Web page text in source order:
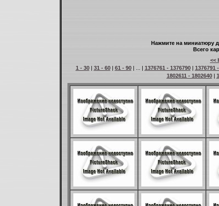
Нажмите на миниатюру
Всего
<<
1 - 30| 31 - 60| 61 - 90| ... | 1376761 - 1376790| 1376791
1802611 - 1802640|